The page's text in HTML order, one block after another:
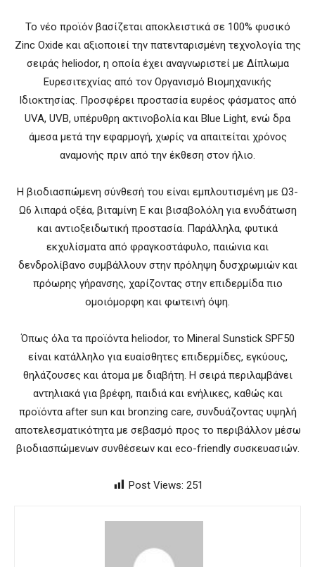
Το νέο προϊόν βασίζεται αποκλειστικά σε 100% φυσικό
Zinc Oxide και αξιοποιεί την πατενταρισμένη τεχνολογία της
σειράς heliodor, η οποία έχει αναγνωριστεί με Δίπλωμα
Ευρεσιτεχνίας από τον Οργανισμό Βιομηχανικής
Ιδιοκτησίας. Προσφέρει προστασία ευρέος φάσματος από
UVA, UVB, υπέρυθρη ακτινοβολία και Blue Light, ενώ δρα
άμεσα μετά την εφαρμογή, χωρίς να απαιτείται χρόνος
αναμονής πριν από την έκθεση στον ήλιο.
Η βιοδιασπώμενη σύνθεσή του είναι εμπλουτισμένη με Ω3-
Ω6 λιπαρά οξέα, βιταμίνη Ε και βισαβολόλη για ενυδάτωση
και αντιοξειδωτική προστασία. Παράλληλα, φυτικά
εκχυλίσματα από φραγκοστάφυλο, παιώνια και
δενδρολίβανο συμβάλλουν στην πρόληψη δυσχρωμιών και
πρόωρης γήρανσης, χαρίζοντας στην επιδερμίδα πιο
ομοιόμορφη και φωτεινή όψη.
Όπως όλα τα προϊόντα heliodor, το Mineral Sunstick SPF50
είναι κατάλληλο για ευαίσθητες επιδερμίδες, εγκύους,
θηλάζουσες και άτομα με διαβήτη. Η σειρά περιλαμβάνει
αντηλιακά για βρέφη, παιδιά και ενήλικες, καθώς και
προϊόντα after sun και bronzing care, συνδυάζοντας υψηλή
αποτελεσματικότητα με σεβασμό προς το περιβάλλον μέσω
βιοδιασπώμενων συνθέσεων και eco-friendly συσκευασιών.
Post Views: 251